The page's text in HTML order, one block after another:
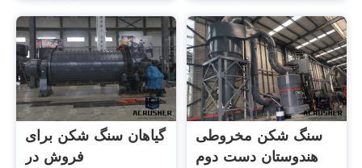
گیاهان سنگ شکن برای
فروش در
سنگ شکن مخروطی
هندوستان دست دوم